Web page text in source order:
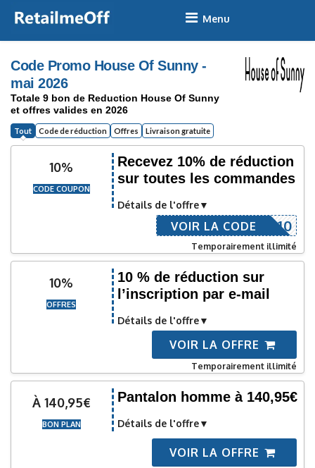
Skip
content
Code Promo House Of Sunny -
mai 2026
Totale 9 bon de Reduction House Of Sunny
et offres valides en 2026
Tout Code de réduction Offres Livraison gratuite
10%
CODE COUPON
Recevez 10% de réduction
sur toutes les commandes
Détails de l'offre
ELCOME10
VOIR LA CODE
Temporairement illimité
10%
OFFRES
10 % de réduction sur
l’inscription par e-mail
Détails de l'offre
VOIR LA OFFRE
Temporairement illimité
À 140,95€
BON PLAN
Pantalon homme à 140,95€
Détails de l'offre
VOIR LA OFFRE